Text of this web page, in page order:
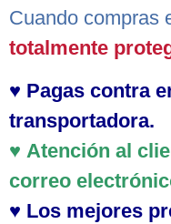
Cuando compras
totalmente
♥ Pagas contra
transportadora.
♥ Atención al
correo
♥ Los mejores